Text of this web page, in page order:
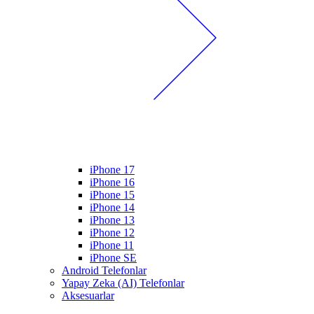
iPhone 17
iPhone 16
iPhone 15
iPhone 14
iPhone 13
iPhone 12
iPhone 11
iPhone SE
Android Telefonlar
Yapay Zeka (AI) Telefonlar
Aksesuarlar